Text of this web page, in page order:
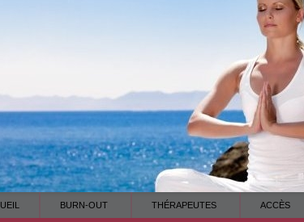
BURN-OUT THÉRAPEUTES ACCÈS